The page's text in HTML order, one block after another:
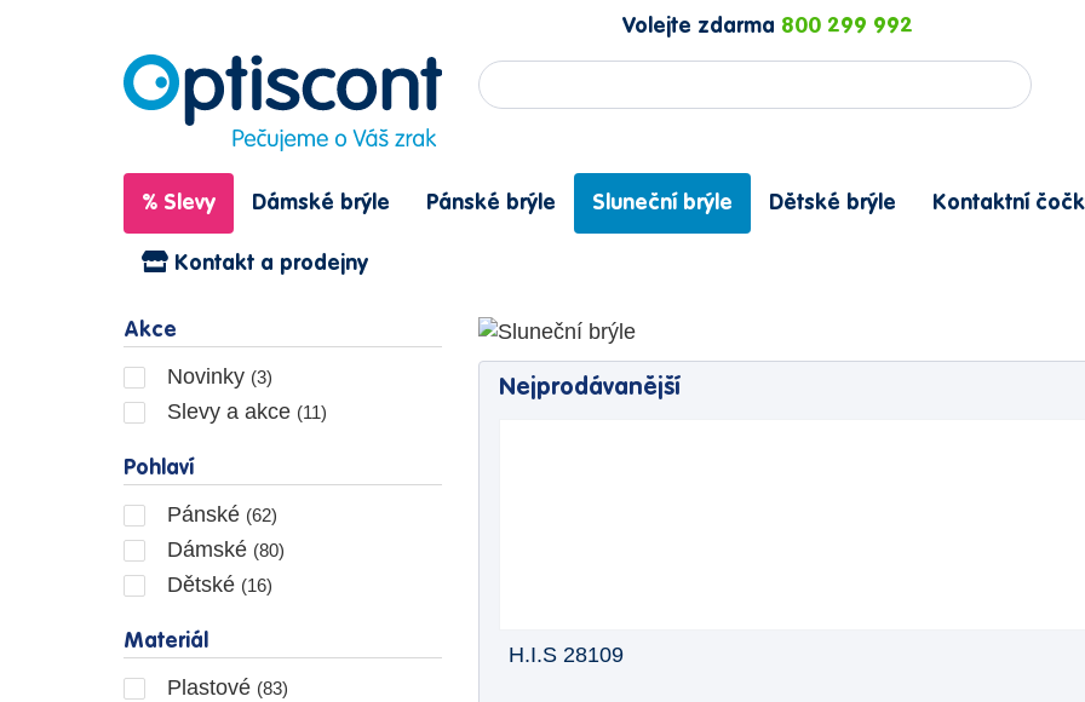
Volejte zdarma 800 299 992
% Slevy Dámské brýle Pánské brýle Sluneční brýle Dětské brýle Kontaktní
Kontakt a prodejny
Akce
Novinky (3)
Slevy a akce (11)
Pohlaví
Pánské (62)
Dámské (80)
Dětské (16)
Materiál
Plastové (83)
Nejprodávanější
H.I.S 28109